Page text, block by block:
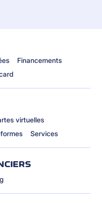
Financements
virtuelles
Services